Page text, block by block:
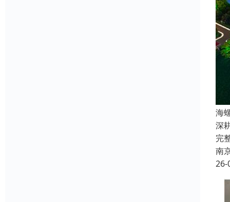
海
深
完
南
26-